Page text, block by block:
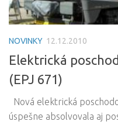
NOVINKY 12.12.2010
Elektrická
(EPJ 671)
Nová elektrická
úspešne absolvovala aj